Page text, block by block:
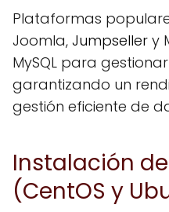
Plataformas
Joomla, Jumpseller y
MySQL para
garantizando un
gestión eficiente de
Instalación de
(CentOS y